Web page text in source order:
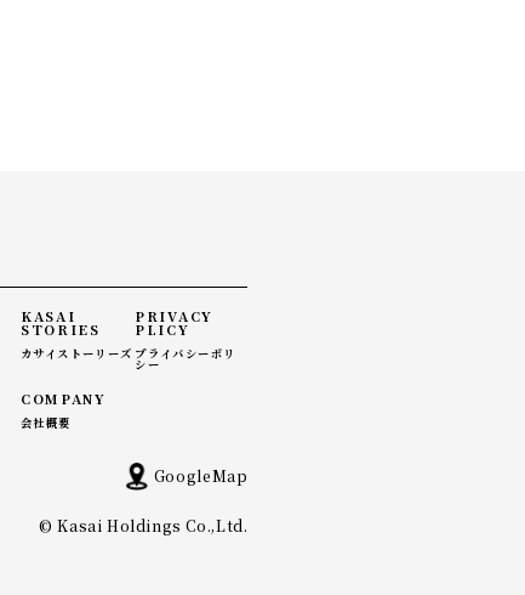
PRIVACY
PLICY
プライバシーポリ
シー
KASAI
STORIES
カサイストーリーズ
COMPANY
会社概要
GoogleMap
© Kasai Holdings Co.,Ltd.